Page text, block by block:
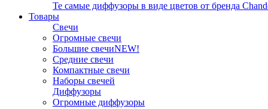
Те самые диффузоры в виде цветов от бренда
Товары
Свечи
Огромные свечи
Большие свечиNEW!
Средние свечи
Компактные свечи
Наборы свечей
Диффузоры
Огромные диффузоры